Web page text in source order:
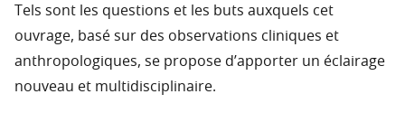
Tels sont les questions et les buts auxquels cet
ouvrage, basé sur des observations cliniques et
anthropologiques, se propose d’apporter un éclairage
nouveau et multidisciplinaire.